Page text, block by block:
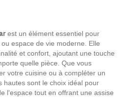
est un élément essentiel pour
espace de vie moderne. Elle
et confort, ajoutant une touche
quelle pièce. Que vous
votre cuisine ou à compléter un
hautes sont le choix idéal pour
l'espace tout en offrant une assise